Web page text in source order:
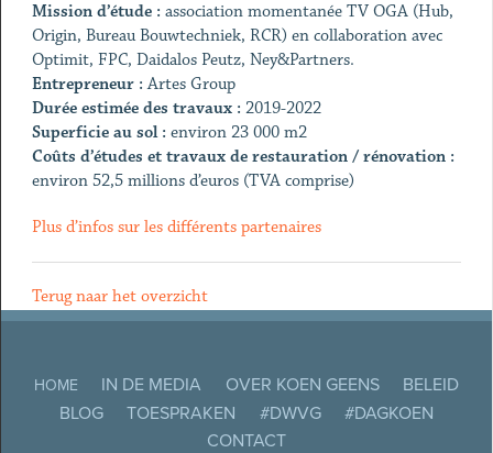
Mission d’étude : association momentanée TV OGA (Hub,
Origin, Bureau Bouwtechniek, RCR) en collaboration avec
Optimit, FPC, Daidalos Peutz, Ney&Partners.
Entrepreneur :Artes Group
Durée estimée des travaux : 2019-2022
Superficie au sol : environ 23 000 m2
Coûts d’études et travaux de restauration / rénovation :
environ 52,5 millions d’euros (TVA comprise)
Plus d’infos sur les différents partenaires
Terug naar het overzicht
HOME IN DE MEDIA OVER KOEN GEENS
BELEID
BLOG
TOESPRAKEN #DWVG
#DAGKOEN
CONTACT